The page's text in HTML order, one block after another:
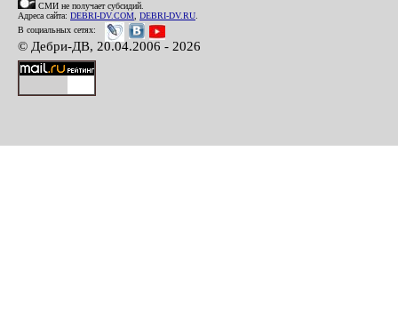
СМИ не получает субсидий.
Адреса сайта: DEBRI-DV.COM DEBRI-DV.RU
В социальных сетях:
© Дебри-ДВ, 20.04.2006 - 2026